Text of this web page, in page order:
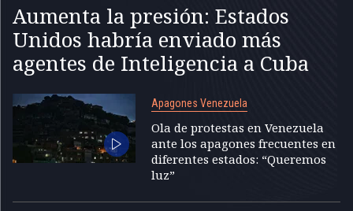
Aumenta la presión: Estados
Unidos habría enviado más
agentes de Inteligencia a Cuba
Apagones Venezuela
Ola de protestas en Venezuela
ante los apagones frecuentes en
diferentes estados: “Queremos
luz”